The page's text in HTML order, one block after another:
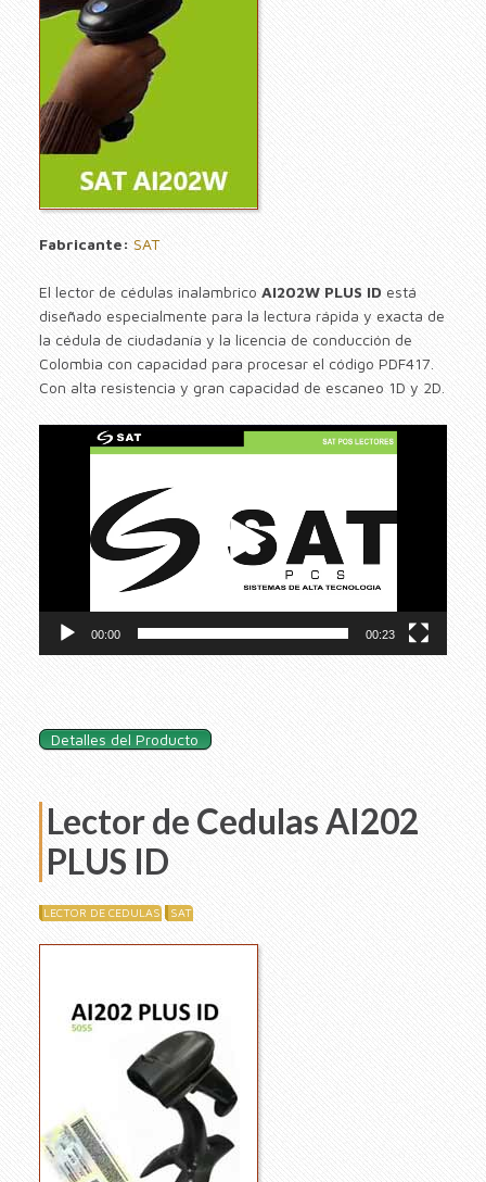
Fabricante: SAT
El lector de cédulas inalambrico AI202W PLUS ID está
diseñado especialmente para la lectura rápida y exacta de
la cédula de ciudadanía y la licencia de conducción de
Colombia con capacidad para procesar el código PDF417.
Con alta resistencia y gran capacidad de escaneo 1D y 2D.
00:00 00:23
Detalles del Producto
Lector de Cedulas AI202
PLUS ID
LECTOR DE CEDULAS SAT